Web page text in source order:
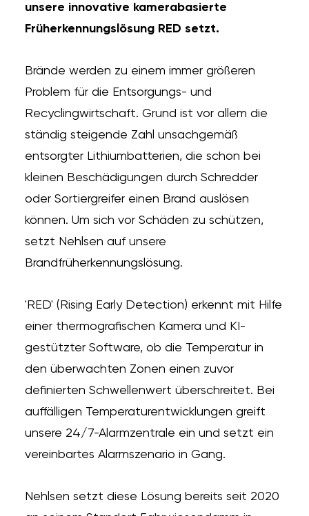
unsere innovative kamerabasierte
Früherkennungslösung RED setzt.
Brände werden zu einem immer größeren
Problem für die Entsorgungs- und
Recyclingwirtschaft. Grund ist vor allem die
ständig steigende Zahl unsachgemäß
entsorgter Lithiumbatterien, die schon bei
kleinen Beschädigungen durch Schredder
oder Sortiergreifer einen Brand auslösen
können. Um sich vor Schäden zu schützen,
setzt Nehlsen auf unsere
Brandfrüherkennungslösung.
'RED' (Rising Early Detection) erkennt mit Hilfe
einer thermografischen Kamera und KI-
gestützter Software, ob die Temperatur in
den überwachten Zonen einen zuvor
definierten Schwellenwert überschreitet. Bei
auffälligen Temperaturentwicklungen greift
unsere 24/7-Alarmzentrale ein und setzt ein
vereinbartes Alarmszenario in Gang.
Nehlsen setzt diese Lösung bereits seit 2020